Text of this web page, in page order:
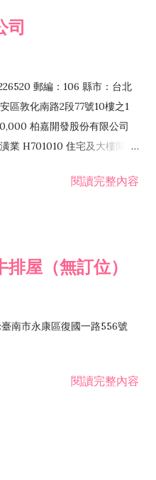
司
郵編：106 縣市：台北
區敦化南路2段77號10樓之1
柏嘉開發股份有限公司
業 H701010 住宅及大樓開發
不動產租賃業 I503010
閱讀完整內容
排屋（無訂位）
南市永康區復國一路556號
閱讀完整內容